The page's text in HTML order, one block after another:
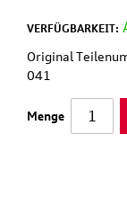
VERFÜGBARKEIT:
Original
041
Menge